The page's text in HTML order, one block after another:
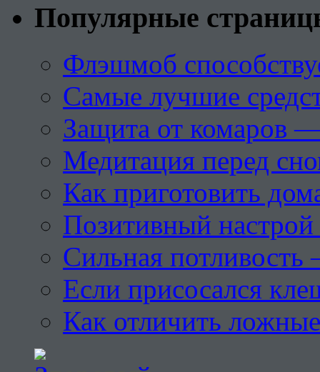
Популярные
Флэшмоб
Самые лучшие
Защита от комаров
Медитация перед
Как приготовить
Позитивный настрой
Сильная потливость
Если присосался
Как отличить